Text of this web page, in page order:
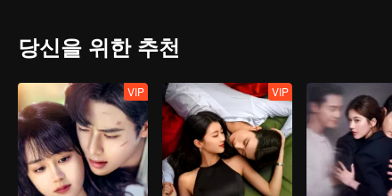
당신을 위한 추천
VIP VIP